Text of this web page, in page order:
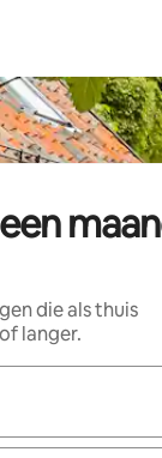
die als thuis
langer.
zijn, maak je